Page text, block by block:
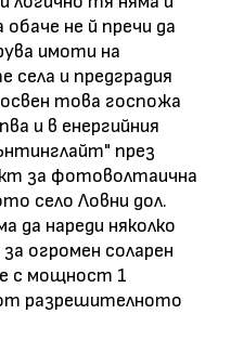
не й пречи да
имоти на
села и предградия
това госпожа
и в енергийния
през
за фотоволтаична
село Ловни дол.
да нареди няколко
за огромен соларен
с мощност 1
разрешителното